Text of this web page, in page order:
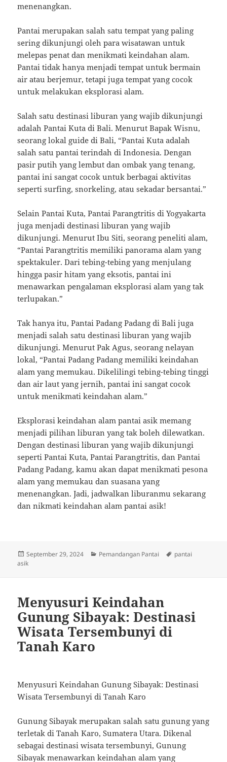
menenangkan.
Pantai merupakan salah satu tempat yang paling
sering dikunjungi oleh para wisatawan untuk
melepas penat dan menikmati keindahan alam.
Pantai tidak hanya menjadi tempat untuk bermain
air atau berjemur, tetapi juga tempat yang cocok
untuk melakukan eksplorasi alam.
Salah satu destinasi liburan yang wajib dikunjungi
adalah Pantai Kuta di Bali. Menurut Bapak Wisnu,
seorang lokal guide di Bali, “Pantai Kuta adalah
salah satu pantai terindah di Indonesia. Dengan
pasir putih yang lembut dan ombak yang tenang,
pantai ini sangat cocok untuk berbagai aktivitas
seperti surfing, snorkeling, atau sekadar bersantai.”
Selain Pantai Kuta, Pantai Parangtritis di Yogyakarta
juga menjadi destinasi liburan yang wajib
dikunjungi. Menurut Ibu Siti, seorang peneliti alam,
“Pantai Parangtritis memiliki panorama alam yang
spektakuler. Dari tebing-tebing yang menjulang
hingga pasir hitam yang eksotis, pantai ini
menawarkan pengalaman eksplorasi alam yang tak
terlupakan.”
Tak hanya itu, Pantai Padang Padang di Bali juga
menjadi salah satu destinasi liburan yang wajib
dikunjungi. Menurut Pak Agus, seorang nelayan
lokal, “Pantai Padang Padang memiliki keindahan
alam yang memukau. Dikelilingi tebing-tebing tinggi
dan air laut yang jernih, pantai ini sangat cocok
untuk menikmati keindahan alam.”
Eksplorasi keindahan alam pantai asik memang
menjadi pilihan liburan yang tak boleh dilewatkan.
Dengan destinasi liburan yang wajib dikunjungi
seperti Pantai Kuta, Pantai Parangtritis, dan Pantai
Padang Padang, kamu akan dapat menikmati pesona
alam yang memukau dan suasana yang
menenangkan. Jadi, jadwalkan liburanmu sekarang
dan nikmati keindahan alam pantai asik!
Posted
on
September 29, 2024 Categories
Pemandangan Pantai Tags
pantai
asik
Menyusuri Keindahan
Gunung Sibayak: Destinasi
Wisata Tersembunyi di
Tanah Karo
Menyusuri Keindahan Gunung Sibayak: Destinasi
Wisata Tersembunyi di Tanah Karo
Gunung Sibayak merupakan salah satu gunung yang
terletak di Tanah Karo, Sumatera Utara. Dikenal
sebagai destinasi wisata tersembunyi, Gunung
Sibayak menawarkan keindahan alam yang